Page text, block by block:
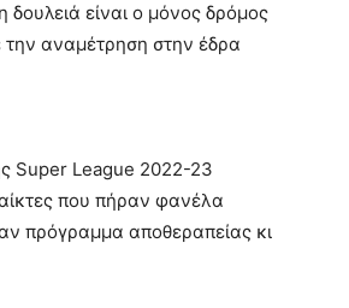
είναι ο μόνος δρόμος
την αναμέτρηση στην έδρα
Super League 2022-23
που πήραν φανέλα
πρόγραμμα αποθεραπείας κι